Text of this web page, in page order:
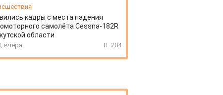
кадры с места падения
самолёта Cessna-182R
области
вчера 0 204